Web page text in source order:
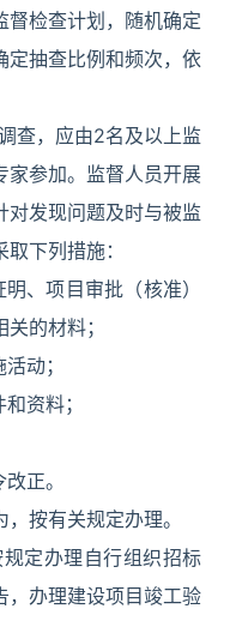
督检查计划，随机确定
定抽查比例和频次，依
查，应由2名及以上监
家参加。监督人员开展
对发现问题及时与被监
下列措施：
、项目审批（核准）
的材料；
动；
资料；
正。
按有关规定办理。
定办理自行组织招标
，办理建设项目竣工验